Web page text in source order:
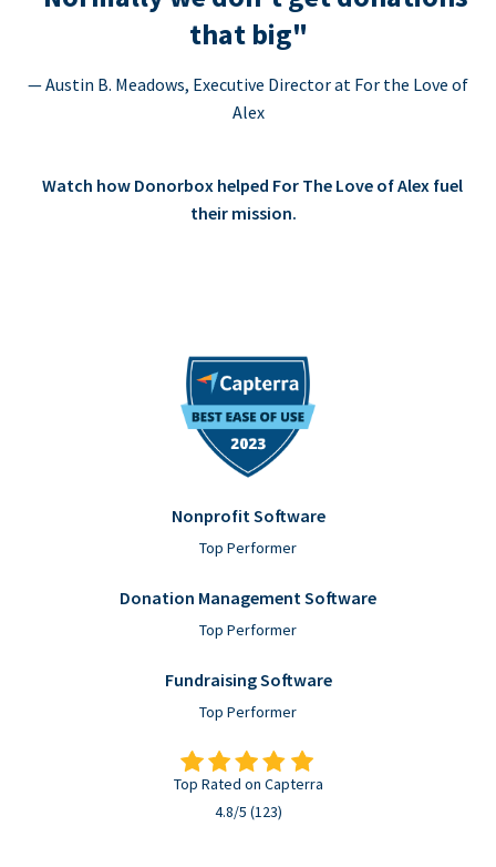
that big"
— Austin B. Meadows, Executive Director at For the Love of
Alex
Watch how Donorbox helped For The Love of Alex fuel
their mission.
Nonprofit Software
Top Performer
Donation Management Software
Top Performer
Fundraising Software
Top Performer
Top Rated on Capterra
4.8/5 (123)